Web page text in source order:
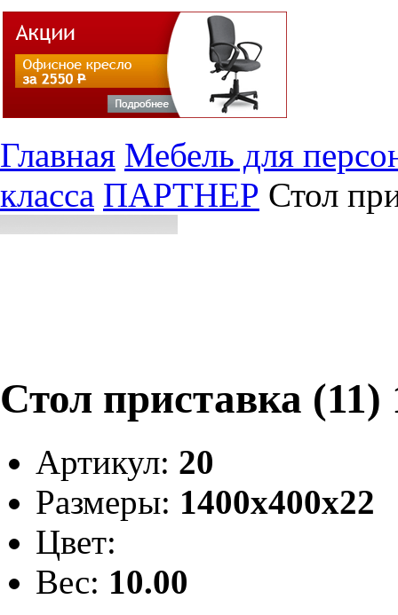
Главная Мебель для
класса ПАРТНЕР Стол
Стол приставка
Артикул: 20
Размеры: 1400х400х22
Цвет:
Вес: 10.00